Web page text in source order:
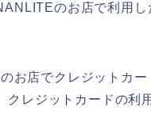
のお店で利用
お店でクレジットカ
クレジットカードの利